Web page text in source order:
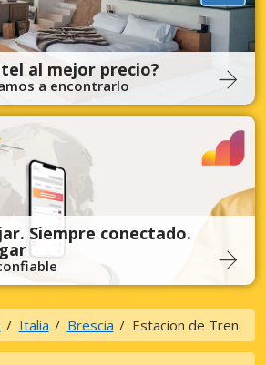
al mejor precio?
a encontrarlo
Siempre conectado.
Italia Brescia Estacion de Tren